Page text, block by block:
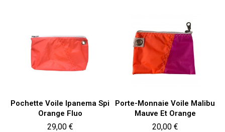
Pochette Voile Ipanema Spi
Orange Fluo
Prix
29,00 €
Porte-Monnaie Voile Malibu
Mauve Et Orange
Prix
20,00 €